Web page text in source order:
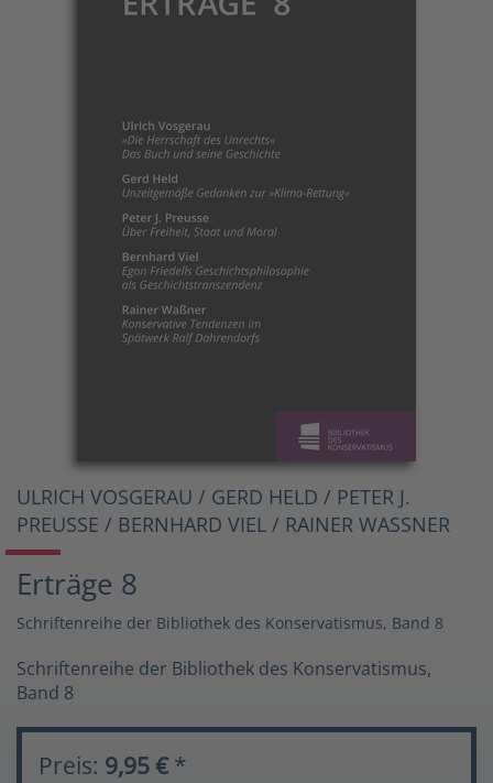
ULRICH VOSGERAU / GERD HELD / PETER J.
PREUSSE / BERNHARD VIEL / RAINER WASSNER
Erträge 8
Schriftenreihe der Bibliothek des Konservatismus, Band 8
Schriftenreihe der Bibliothek des Konservatismus,
Band 8
Preis: 9,95 € *